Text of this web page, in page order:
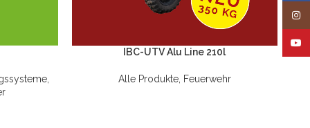
,
IBC-UTV Alu Line 210l
Alle Produkte, Feuerwehr